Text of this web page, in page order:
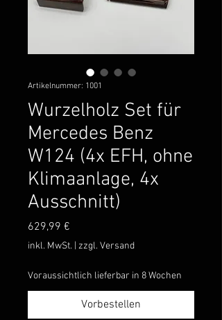
Artikelnummer: 1001
Wurzelholz Set für
Mercedes Benz
W124 (4x EFH, ohne
Klimaanlage, 4x
Ausschnitt)
629,99 €
inkl. MwSt. zzgl. Versand
Voraussichtlich lieferbar in 8 Wochen
Vorbestellen